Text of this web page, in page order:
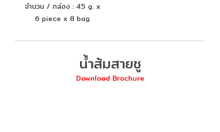
จำนวน / กล่อง : 45 g. x
6 piece x 8 bag
น้ำส้มสายชู
Download Brochure